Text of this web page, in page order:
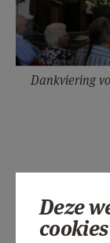
Dankviering
Deze
cookies